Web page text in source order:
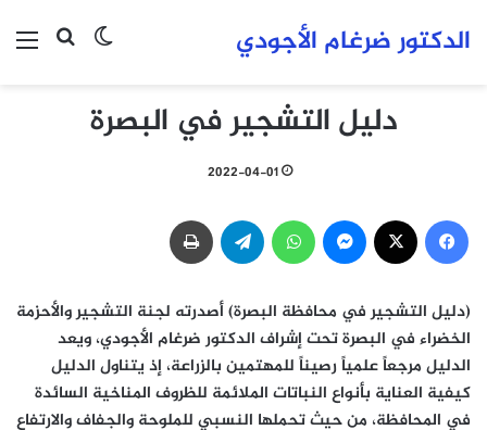
بحثالوضع الدكتور ضرغام الأجودي
دليل التشجير في البصرة
2022-04-01
فيسبوك ماسنجر واتساب تيلقرام
(دليل التشجير في محافظة البصرة) أصدرته لجنة التشجير والأحزمة
الخضراء في البصرة تحت إشراف الدكتور ضرغام الأجودي، ويعد
الدليل مرجعاً علمياً رصيناً للمهتمين بالزراعة، إذ يتناول الدليل
كيفية العناية بأنواع النباتات الملائمة للظروف المناخية السائدة
في المحافظة، من حيث تحملها النسبي للملوحة والجفاف والارتفاع